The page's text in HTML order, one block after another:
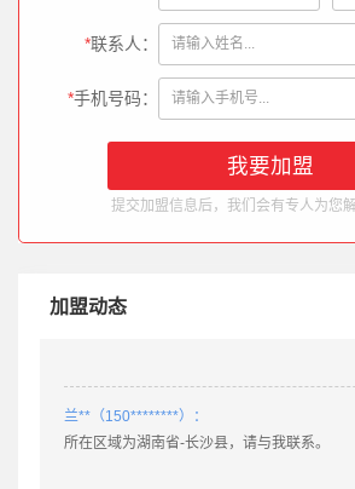
*联系人：
*手机号码：
提交加盟信息后，我们会有专人为您
加盟动态
姚**（189********）：
徐**（132********）：
肖**（158********）：
兰**（150********）：
所在区域为湖南省-长沙县，请与我联系。